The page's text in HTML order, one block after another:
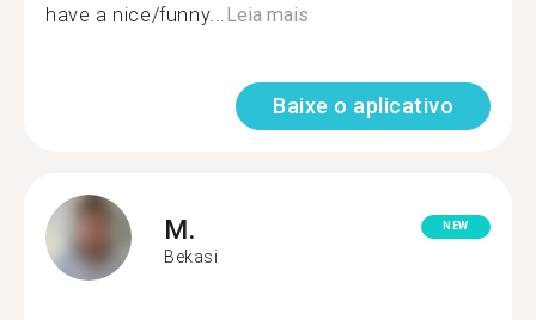
have a nice/funny...Leia mais
Baixe o aplicativo
M.
Bekasi
NEW